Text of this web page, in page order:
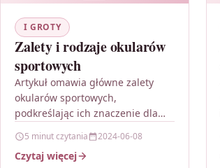
I GROTY
Zalety i rodzaje okularów
sportowych
Artykuł omawia główne zalety
okularów sportowych,
podkreślając ich znaczenie dla
bezpieczeństwa podczas
aktywności fizycznej. Opisuje
5 minut czytania 2024-06-08
Czytaj więcej